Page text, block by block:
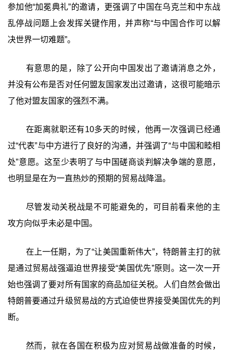
参加他“加冕典礼”的邀请，更强调了中国在乌克兰和中东战
乱停战问题上会发挥关键作用，并声称“与中国合作可以解
决世界一切难题”。
有意思的是，除了公开向中国发出了邀请消息之外，
并没有公布是否对任何盟友国家发出过邀请，这很可能暗示
了他对盟友国家的强烈不满。
在距离就职还有10多天的时候，他再一次强调已经通
过“代表”与中方进行了良好的沟通，并强调了“与中国和睦相
处”意愿。这至少表明了与中国磋商谈判解决争端的意愿，
也明显是在为一直热炒的预期的贸易战降温。
尽管发动关税战是不可能避免的，可目前看来他的主
攻方向似乎未必是中国。
在上一任期，为了“让美国重新伟大”，特朗普主打的就
是通过贸易战强逼迫世界接受“美国优先”原则。这一次一开
始也强调了要对所有国家的商品加征关税。人们自然会做出
特朗普要通过升级贸易战的方式迫使世界接受美国优先的判
断。
然而，就在各国在积极为应对贸易战做准备的时候，